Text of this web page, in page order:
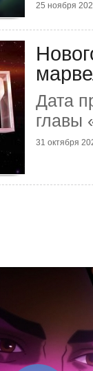
25 ноября
Дата
главы
31 октября